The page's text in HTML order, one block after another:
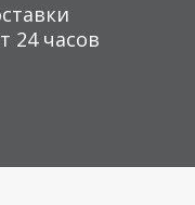
24 часов